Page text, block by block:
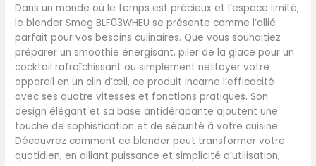
Dans un monde où le temps est précieux et l’espace limité,
le blender Smeg BLF03WHEU se présente comme l’allié
parfait pour vos besoins culinaires. Que vous souhaitiez
préparer un smoothie énergisant, piler de la glace pour un
cocktail rafraîchissant ou simplement nettoyer votre
appareil en un clin d’œil, ce produit incarne l’efficacité
avec ses quatre vitesses et fonctions pratiques. Son
design élégant et sa base antidérapante ajoutent une
touche de sophistication et de sécurité à votre cuisine.
Découvrez comment ce blender peut transformer votre
quotidien, en alliant puissance et simplicité d’utilisation,